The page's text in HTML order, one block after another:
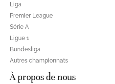
Liga
Premier League
Série A
Ligue 1
Bundesliga
Autres championnats
À propos de nous